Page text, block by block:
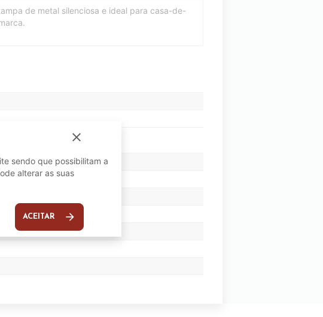
de metal silenciosa e ideal para casa-de-
close
sendo que possibilitam a
alterar as suas
ACEITAR arrow_forward